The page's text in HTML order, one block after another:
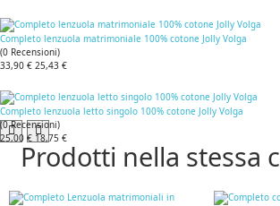
Completo lenzuola matrimoniale 100% cotone Jolly Volga
(0 Recensioni)
33,90 € 25,43 €
Completo lenzuola letto singolo 100% cotone Jolly Volga
(0Recensioni)
25,00 € 18,75 €
Prodotti nella stessa